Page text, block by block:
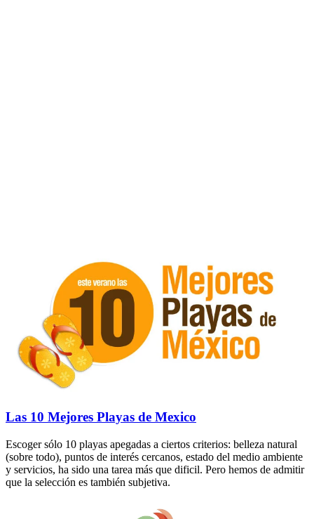
Las 10 Mejores Playas de Mexico
Escoger sólo 10 playas apegadas a ciertos criterios: belleza natural
(sobre todo), puntos de interés cercanos, estado del medio ambiente
y servicios, ha sido una tarea más que dificil. Pero hemos de admitir
que la selección es también subjetiva.